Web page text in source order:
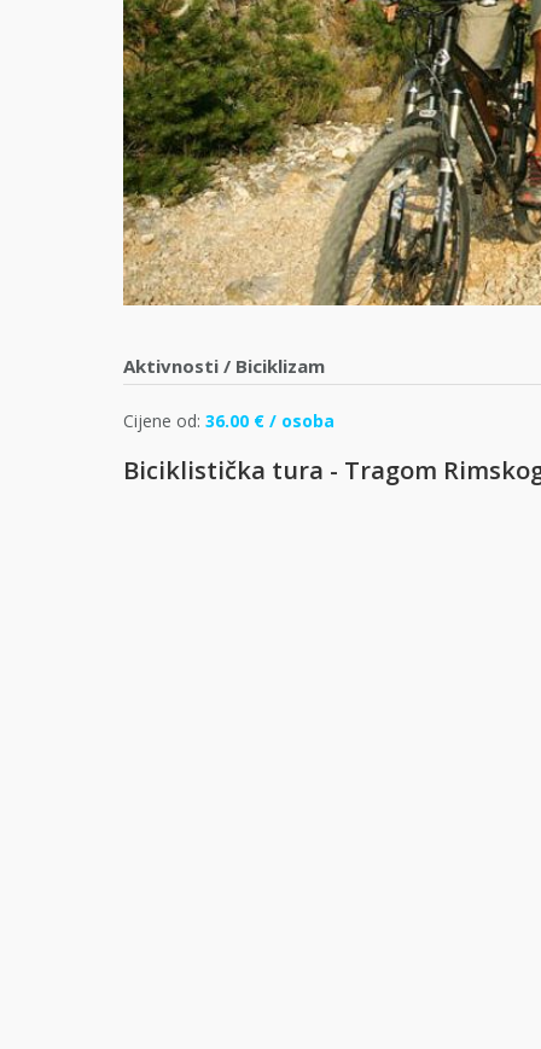
Aktivnosti / Biciklizam
Cijene od: 36.00 € / osoba
Biciklistička tura - Tragom